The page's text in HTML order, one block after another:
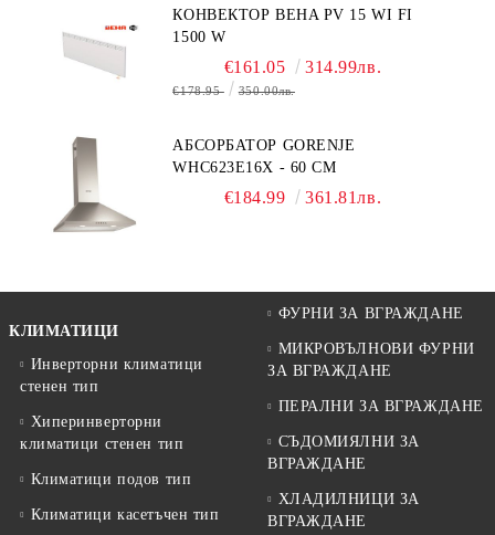
КОНВЕКТОР BEHA PV 15 WI FI
1500 W
€161.05 314.99лв.
€178.95 350.00лв.
АБСОРБАТОР GORENJE
WHC623E16X - 60 СМ
€184.99 361.81лв.
КЛИМАТИЦИ
Инверторни климатици
стенен тип
Хиперинверторни
климатици стенен тип
Климатици подов тип
Климатици касетъчен тип
ФУРНИ ЗА ВГРАЖДАНЕ
МИКРОВЪЛНОВИ ФУРНИ
ЗА ВГРАЖДАНЕ
ПЕРАЛНИ ЗА ВГРАЖДАНЕ
СЪДОМИЯЛНИ ЗА
ВГРАЖДАНЕ
ХЛАДИЛНИЦИ ЗА
ВГРАЖДАНЕ